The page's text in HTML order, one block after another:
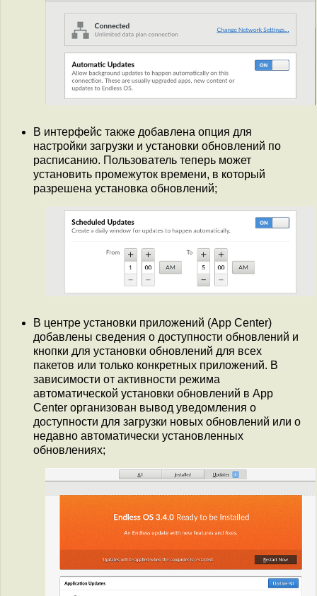
В интерфейс также добавлена опция для
настройки загрузки и установки обновлений по
расписанию. Пользователь теперь может
установить промежуток времени, в который
разрешена установка обновлений;
В центре установки приложений (App Center)
добавлены сведения о доступности обновлений и
кнопки для установки обновлений для всех
пакетов или только конкретных приложений. В
зависимости от активности режима
автоматической установки обновлений в App
Center организован вывод уведомления о
доступности для загрузки новых обновлений или о
недавно автоматически установленных
обновлениях;